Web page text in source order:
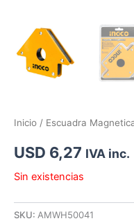
Inicio / Escuadra
USD 6,27 IVA inc.
Sin existencias
SKU: AMWH50041